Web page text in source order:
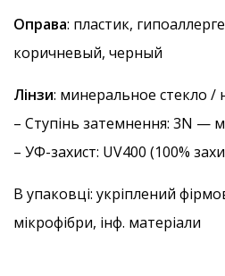
Оправа: пластик,
коричневый, черный
Лінзи: минеральное стекло
– Ступінь затемнення: 3N —
– УФ-захист: UV400 (100%
В упаковці: укріплений
мікрофібри, інф. матеріали